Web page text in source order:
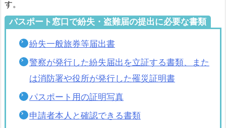
発
行
に
必
書
類
す。
パスポート窓口で紛失・盗難届の提出に必要な書類
紛失一般旅券等届出書
警察が発行した紛失届出を立証する書類、また
は消防署や役所が発行した罹災証明書
パスポート用の証明写真
申請者本人と確認できる書類